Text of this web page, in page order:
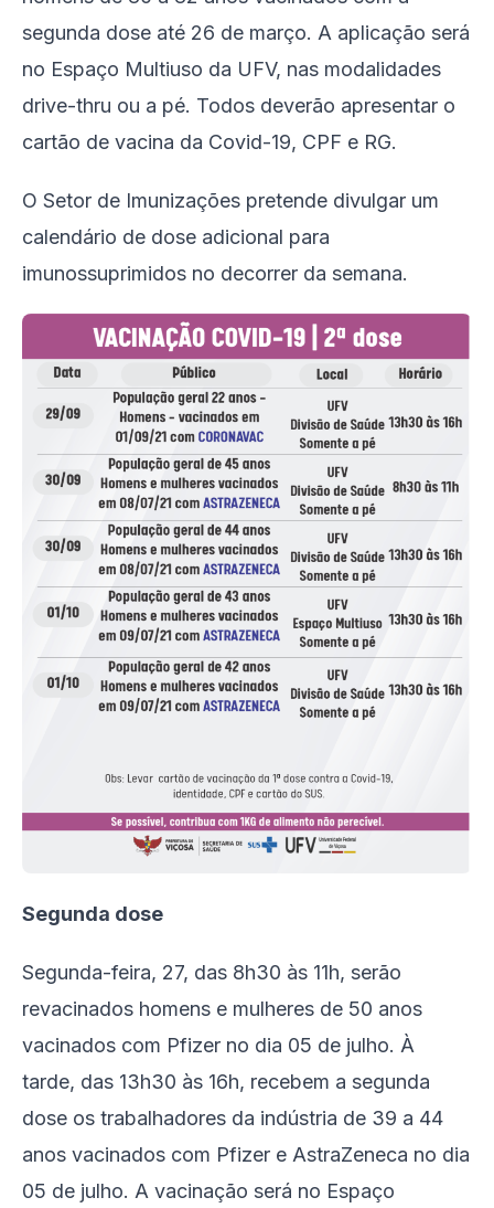
segunda dose até 26 de março. A aplicação será
no Espaço Multiuso da UFV, nas modalidades
drive-thru ou a pé. Todos deverão apresentar o
cartão de vacina da Covid-19, CPF e RG.
O Setor de Imunizações pretende divulgar um
calendário de dose adicional para
imunossuprimidos no decorrer da semana.
Segunda dose
Segunda-feira, 27, das 8h30 às 11h, serão
revacinados homens e mulheres de 50 anos
vacinados com Pfizer no dia 05 de julho. À
tarde, das 13h30 às 16h, recebem a segunda
dose os trabalhadores da indústria de 39 a 44
anos vacinados com Pfizer e AstraZeneca no dia
05 de julho. A vacinação será no Espaço